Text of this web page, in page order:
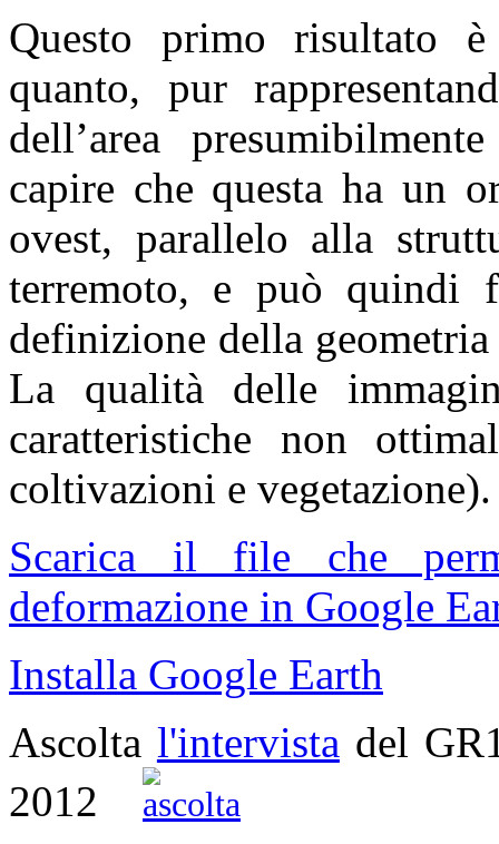
Questo primo risultato è
quanto, pur
dell’area
capire che questa ha un
ovest, parallelo alla
terremoto, e può quindi
definizione della
La qualità delle
caratteristiche non
coltivazioni e vegetazione).
Scarica il file che
deformazione in Google
Installa Google Earth
Ascolta l'intervista del
2012